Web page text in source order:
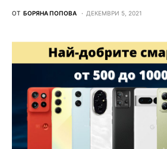
ОТ БОРЯНА ПОПОВА ДЕКЕМВРИ 5, 2021